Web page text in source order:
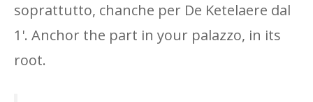
soprattutto, chanche per De Ketelaere dal
1'. Anchor the part in your palazzo, in its
root.